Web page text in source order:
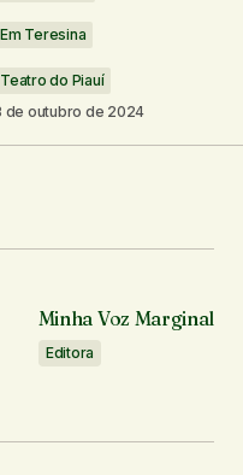
por e-mail.
Em Teresina
Teatro do Piauí
de outubro de 2024
Minha Voz Marginal
Editora